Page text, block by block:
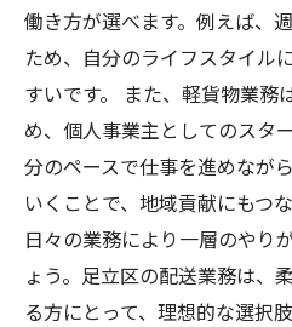
働き方が選べます。例えば、
ため、自分のライフスタイル
すいです。 また、軽貨物業務
め、個人事業主としてのスタ
分のペースで仕事を進めなが
いくことで、地域貢献にもつ
日々の業務により一層のやり
ょう。足立区の配送業務は、
る方にとって、理想的な選択